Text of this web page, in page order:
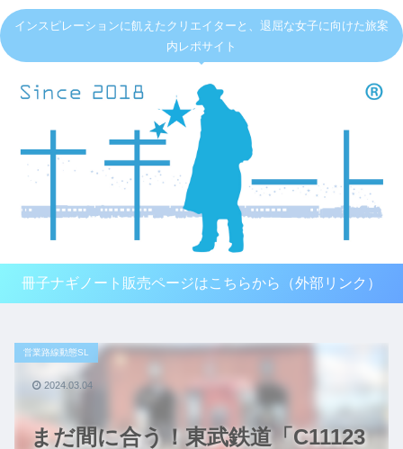
インスピレーションに飢えたクリエイターと、退屈な女子に向けた旅案
内レポサイト
冊子ナギノート販売ページはこちらから（外部リンク）
まだ間に合う！東武鉄道「C11123
営業路線動態SL
2024.03.04